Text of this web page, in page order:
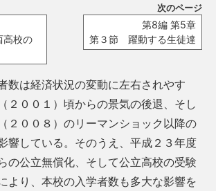
校の
次のページ
第8編 第5章
第３節 躍動する生徒達
数は経済状況の変動に左右されやす
２００１）頃からの景気の後退、そし
２００８）のリーマンショック以降の
響している。そのうえ、平成２３年度
の公立無償化、そして公立高校の受験
より、本校の入学者数も多大な影響を